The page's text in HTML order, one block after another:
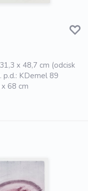
x 48,7 cm (odcisk
p.d.: KDemel 89
68 cm